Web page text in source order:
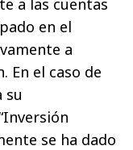
a las cuentas
en el
a
En el caso de
su
se ha dado